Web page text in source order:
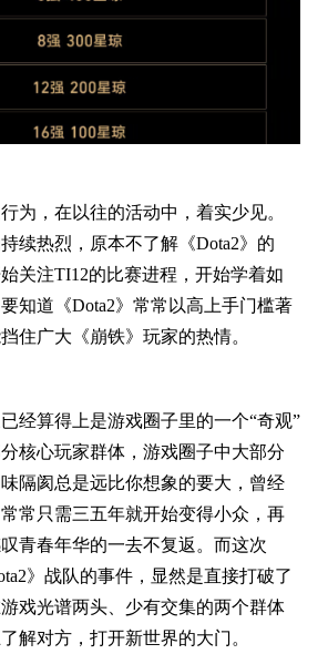
为，在以往的活动中，着实少见。
续热烈，原本不了解《Dota2》的
始关注TI12的比赛进程，开始学着如
知道《Dota2》常常以高上手门槛著
住广大《崩铁》玩家的热情。
经算得上是游戏圈子里的一个“奇观”
核心玩家群体，游戏圈子中大部分
隔阂总是远比你想象的要大，曾经
常只需三五年就开始变得小众，再
青春年华的一去不复返。而这次
》战队的事件，显然是直接打破了
戏光谱两头、少有交集的两个群体
解对方，打开新世界的大门。